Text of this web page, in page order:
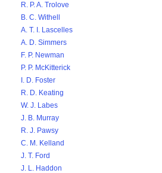
R. P. A. Trolove
B. C. Withell
A. T. I. Lascelles
A. D. Simmers
F. P. Newman
P. P. McKitterick
I. D. Foster
R. D. Keating
W. J. Labes
J. B. Murray
R. J. Pawsy
C. M. Kelland
J. T. Ford
J. L. Haddon